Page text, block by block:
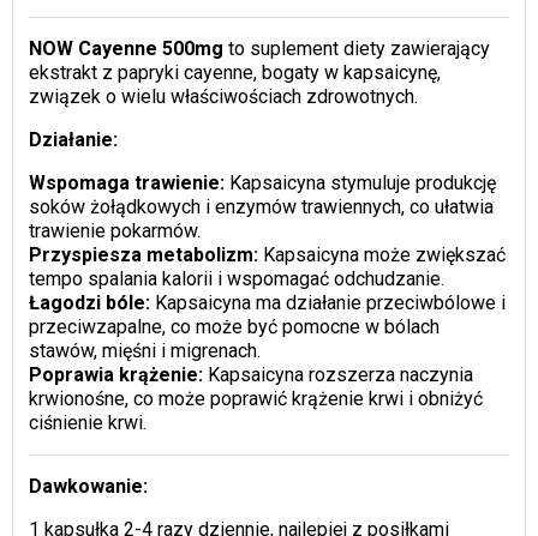
NOW Cayenne 500mg to suplement diety zawierający
ekstrakt z papryki cayenne, bogaty w kapsaicynę,
związek o wielu właściwościach zdrowotnych.
Działanie:
Wspomaga trawienie:Kapsaicyna stymuluje produkcję
soków żołądkowych i enzymów trawiennych, co ułatwia
trawienie pokarmów.
Przyspiesza metabolizm:Kapsaicyna może zwiększać
tempo spalania kalorii i wspomagać odchudzanie.
Łagodzi bóle:Kapsaicyna ma działanie przeciwbólowe i
przeciwzapalne, co może być pomocne w bólach
stawów, mięśni i migrenach.
Poprawia krążenie:Kapsaicyna rozszerza naczynia
krwionośne, co może poprawić krążenie krwi i obniżyć
ciśnienie krwi.
Dawkowanie:
1 kapsułka 2-4 razy dziennie, najlepiej z posiłkami